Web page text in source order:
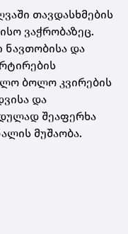
თავდასხმების
ვაჭრობაზეც.
და
ბოლო კვირების
და
შეაფერხა
მუშაობა.